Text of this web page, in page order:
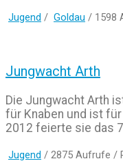
Jugend / Goldau / 1598
Jungwacht Arth
Die Jungwacht Arth
für Knaben und ist
2012 feierte sie das
Jugend / 2875 Aufrufe /